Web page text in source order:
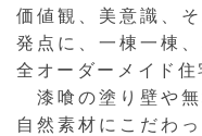
価値観、美意識、
発点に、一棟一棟
全オーダーメイド住
漆喰の塗り壁や無
自然素材にこだわ